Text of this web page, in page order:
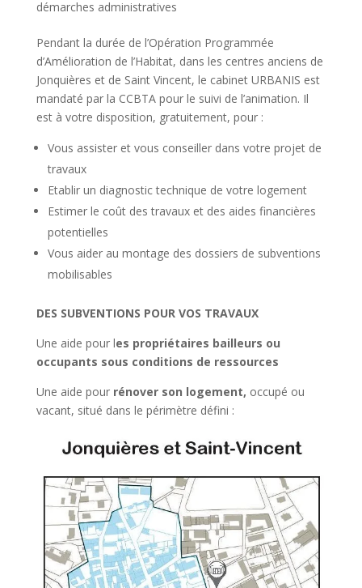
démarches administratives
Pendant la durée de l’Opération Programmée
d’Amélioration de l’Habitat, dans les centres anciens de
Jonquières et de Saint Vincent, le cabinet URBANIS est
mandaté par la CCBTA pour le suivi de l’animation. Il
est à votre disposition, gratuitement, pour :
Vous assister et vous conseiller dans votre projet de
travaux
Etablir un diagnostic technique de votre logement
Estimer le coût des travaux et des aides financières
potentielles
Vous aider au montage des dossiers de subventions
mobilisables
DES SUBVENTIONS POUR VOS TRAVAUX
Une aide pour les propriétaires bailleurs ou
occupants sous conditions de ressources
Une aide pour rénover son logement, occupé ou
vacant, situé dans le périmètre défini :